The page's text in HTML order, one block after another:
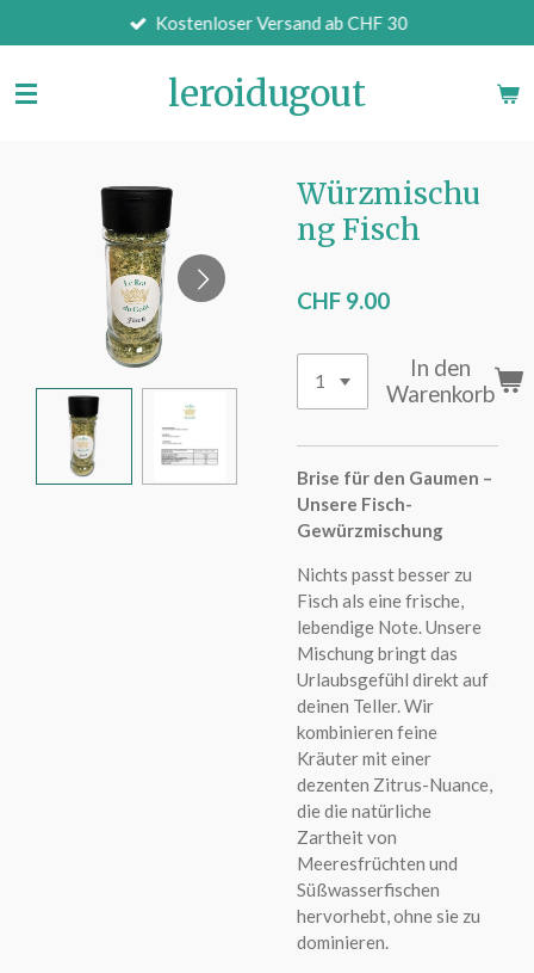
Hauptinhalt
Kostenloser Versand ab CHF 30
leroidugout
Würzmischu
ng Fisch
CHF 9.00
In den
Warenkorb
Brise für den Gaumen –
Unsere Fisch-
Gewürzmischung
Nichts passt besser zu
Fisch als eine frische,
lebendige Note. Unsere
Mischung bringt das
Urlaubsgefühl direkt auf
deinen Teller. Wir
kombinieren feine
Kräuter mit einer
dezenten Zitrus-Nuance,
die die natürliche
Zartheit von
Meeresfrüchten und
Süßwasserfischen
hervorhebt, ohne sie zu
dominieren.